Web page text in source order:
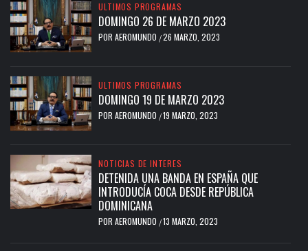
ULTIMOS PROGRAMAS
DOMINGO 26 DE MARZO 2023
POR AEROMUNDO /26 MARZO, 2023
ULTIMOS PROGRAMAS
DOMINGO 19 DE MARZO 2023
POR AEROMUNDO /19 MARZO, 2023
NOTICIAS DE INTERES
DETENIDA UNA BANDA EN ESPAÑA QUE
INTRODUCÍA COCA DESDE REPÚBLICA
DOMINICANA
POR AEROMUNDO /13 MARZO, 2023